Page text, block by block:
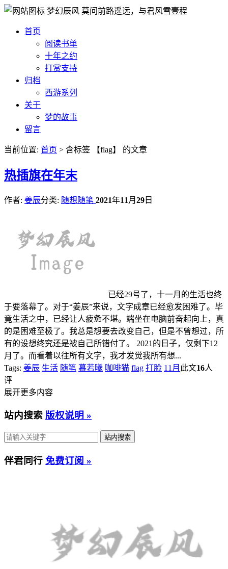
梦幻辰风 莫问前路遥远，与君风雪壹程
首页
阅读书单
十年之约
打赏支持
归档
西游系列
关于
梦的故事
留言
当前位置: 首页 > 含标签 【flag】 的文章
热插旗在年末
作者: 姜辰分类: 随想随笔 2021年11 月 29 日
已经29号了，十一月的生活也终
于要落幕了。对于“姜辰”来说，文字成章已经愈发困难了。毕
竟生活之中，已经让人疲惫不堪。端坐在电脑前奋起向上，真
的是困难至极了。我总是想要去改变自己，但是不曾想过，所
有的设想终究还是被自己所错付了。 2021的日子，仅剩下12
月了。而看着以往所有文字，我才发觉我所有想...
Tags: 姜辰 生活 随笔 慕若曦 咖啡猫 flag 打脸 11月 此文16人
评
展开更多内容
站内搜索 版权说明 »
伴君同行 免费订阅 »